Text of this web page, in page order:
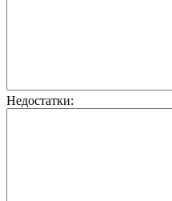
Недостатки: